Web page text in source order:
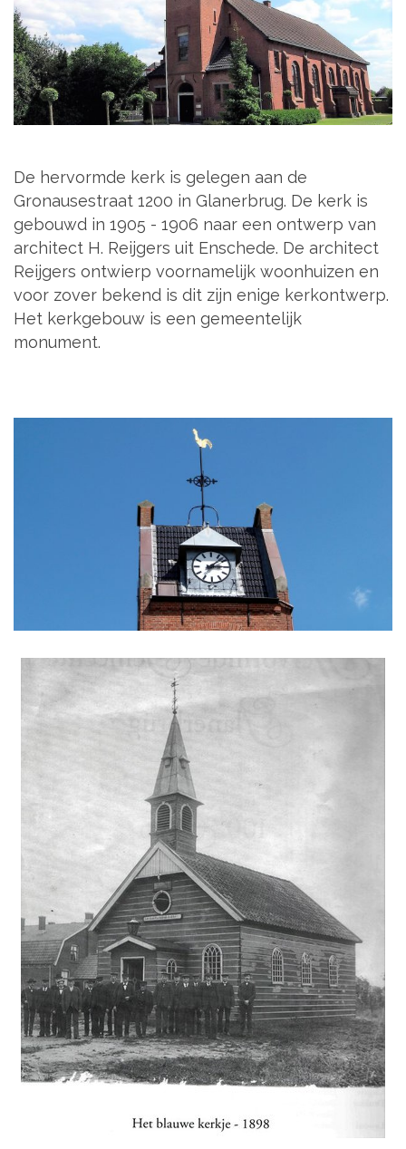
De hervormde kerk is gelegen aan de
Gronausestraat 1200 in Glanerbrug. De kerk is
gebouwd in 1905 - 1906 naar een ontwerp van
architect H. Reijgers uit Enschede. De architect
Reijgers ontwierp voornamelijk woonhuizen en
voor zover bekend is dit zijn enige kerkontwerp.
Het kerkgebouw is een gemeentelijk
monument.